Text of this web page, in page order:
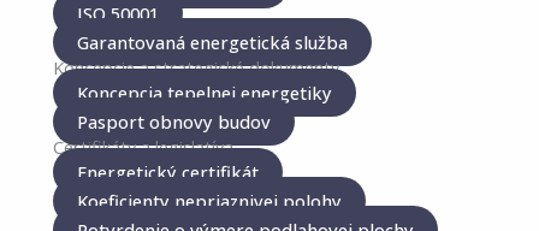
ISO 50001
Garantovaná energetická služba
Koncepcie a strategické dokumenty
Koncepcia tepelnej energetiky
Pasport obnovy budov
Certifikáty a legislatíva
Energetický certifikát
Koeficienty nepriaznivej polohy